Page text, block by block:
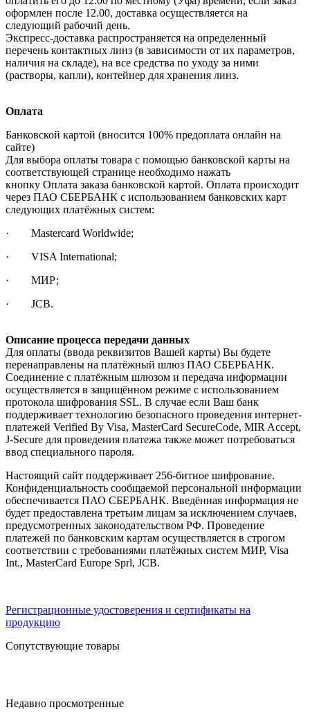
оформлен после 12.00, доставка осуществляется на
следующий рабочий день.
Экспресс-доставка распространяется на определенный
перечень контактных линз (в зависимости от их параметров,
наличия на складе), на все средства по уходу за ними
(растворы, капли), контейнер для хранения линз.
Оплата
Банковской картой (вносится 100% предоплата онлайн на
сайте)
Для выбора оплаты товара с помощью банковской карты на
соответствующей странице необходимо нажать
кнопку Оплата заказа банковской картой. Оплата происходит
через ПАО СБЕРБАНК с использованием банковских карт
следующих платёжных систем:
· Mastercard Worldwide;
· VISA International;
· МИР;
· JCB.
Описание процесса передачи данных
Для оплаты (ввода реквизитов Вашей карты) Вы будете
перенаправлены на платёжный шлюз ПАО СБЕРБАНК.
Соединение с платёжным шлюзом и передача информации
осуществляется в защищённом режиме с использованием
протокола шифрования SSL. В случае если Ваш банк
поддерживает технологию безопасного проведения интернет-
платежей Verified By Visa, MasterCard SecureCode, MIR Accept,
J-Secure для проведения платежа также может потребоваться
ввод специального пароля.
Настоящий сайт поддерживает 256-битное шифрование.
Конфиденциальность сообщаемой персональной информации
обеспечивается ПАО СБЕРБАНК. Введённая информация не
будет предоставлена третьим лицам за исключением случаев,
предусмотренных законодательством РФ. Проведение
платежей по банковским картам осуществляется в строгом
соответствии с требованиями платёжных систем МИР, Visa
Int., MasterCard Europe Sprl, JCB.
Регистрационные удостоверения и сертификаты на
продукцию
Сопутствующие товары
Недавно просмотренные